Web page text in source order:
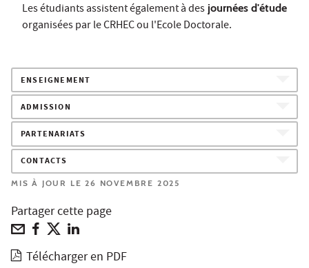
Les étudiants assistent également à des journées d'étude
organisées par le CRHEC ou l'Ecole Doctorale.
ENSEIGNEMENT
ADMISSION
PARTENARIATS
CONTACTS
MIS À JOUR LE 26 NOVEMBRE 2025
Partager cette page
Télécharger en PDF